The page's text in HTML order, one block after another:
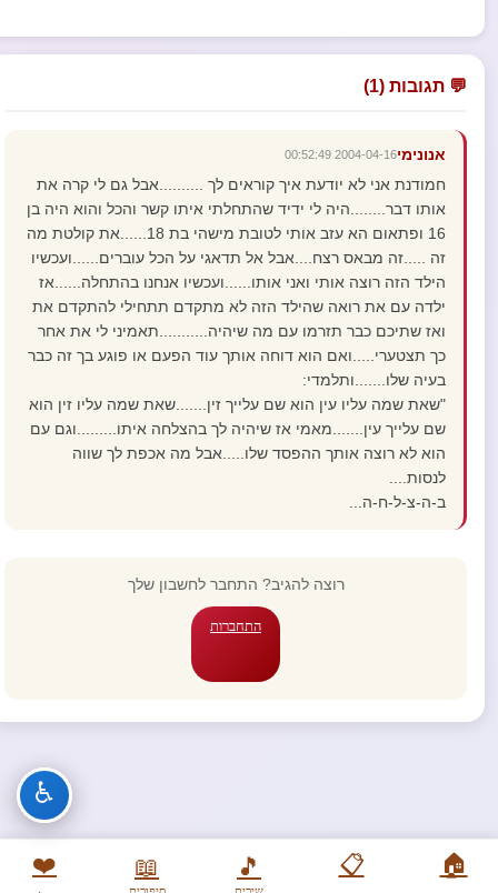
🏠
📋
🎵
📖
❤️
💬 תגובות (1)
אנונימי2004-04-16 00:52:49
חמודנת אני לא יודעת איך קוראים לך ..........אבל גם לי קרה את
אותו דבר........היה לי ידיד שהתחלתי איתו קשר והכל והוא היה בן
16 ופתאום הא עזב אותי לטובת מישהי בת 18......את קולטת מה
זה .....זה מבאס רצח....אבל אל תדאגי על הכל עוברים......ועכשיו
הילד הזה רוצה אותי ואני אותו......ועכשיו אנחנו בהתחלה......אז
ילדה עם את רואה שהילד הזה לא מתקדם תתחילי להתקדם את
ואז שתיכם כבר תזרמו עם מה שיהיה...........תאמיני לי את אחר
כך תצטערי.....ואם הוא דוחה אותך עוד הפעם או פוגע בך זה כבר
בעיה שלו.......ותלמדי:
"שאת שמה עליו עין הוא שם עלייך זין.......שאת שמה עליו זין הוא
שם עלייך עין.......מאמי אז שיהיה לך בהצלחה איתו.........וגם עם
הוא לא רוצה אותך ההפסד שלו.....אבל מה אכפת לך שווה
לנסות....
ב-ה-צ-ל-ח-ה...
רוצה להגיב? התחבר לחשבון שלך
התחברות
♿